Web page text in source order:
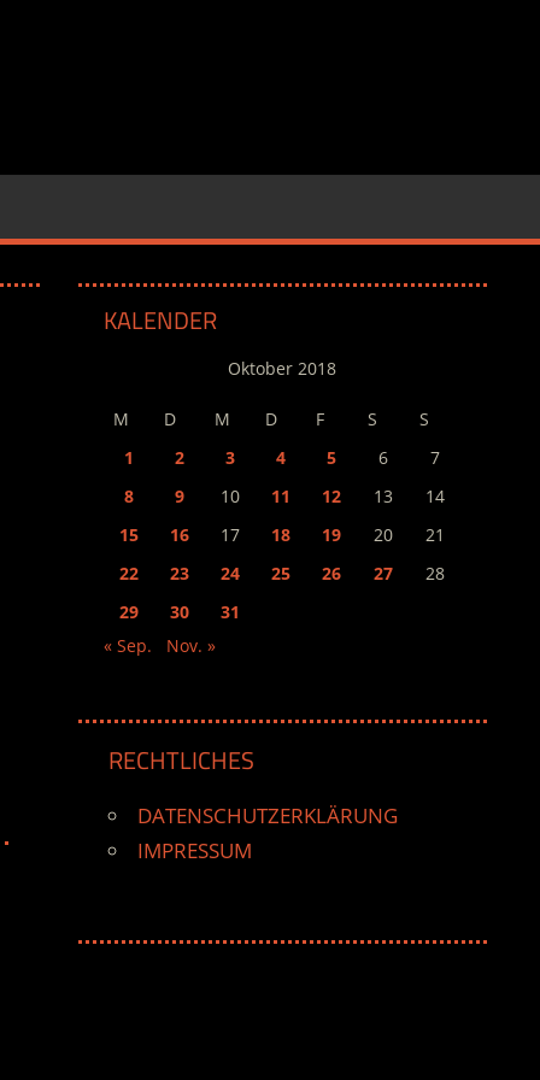
KALENDER
Oktober 2018
M D M D F S
S
1
2 3 4 5 6
7
8
9 10 11 12 13
14
15
16 17 18 19 20
21
22
23 24 25 26 27
28
29
30
31
« Sep.
Nov. »
RECHTLICHES
DATENSCHUTZERKLÄRUNG
IMPRESSUM